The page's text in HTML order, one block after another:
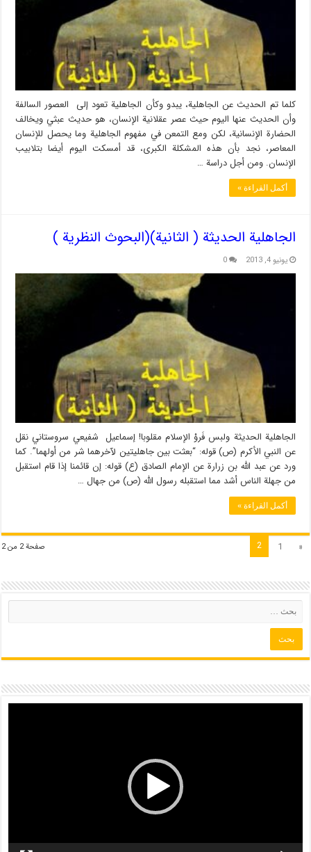
كلما تم الحديث عن الجاهلية، يبدو وكأن الجاهلية تعود إلى العصور السالفة
وأن الحديث عنها اليوم حيث عصر عقلانية الإنسان، هو حديث عبثي ويخالف
الحضارة الإنسانية، لكن ومع التمعن في مفهوم الجاهلية وما يحصل للإنسان
المعاصر، نجد بأن هذه المشكلة الكبرى، قد أمسكت اليوم أيضا بتلابيب
الإنسان. ومن أجل دراسة …
أكمل القراءة »
الجاهلية الحديثة ( الثانية)(البحوث النظرية )
يونيو 4, 2013 0
الجاهلية الحديثة ولبس فَروْ الإسلام مقلوبا! إسماعيل شفيعي سروستاني نقل
عن النبي الأكرم (ص) قوله: “بعثت بين جاهليتين لآخرهما شر من أولهما”. كما
ورد عن عبد الله بن زرارة عن الإمام الصادق (ع) قوله: إن قائمنا إذا قام استقبل
من جهلة الناس أشد مما استقبله رسول الله (ص) من جهال …
أكمل القراءة »
صفحة 2 من 2 «
1
2